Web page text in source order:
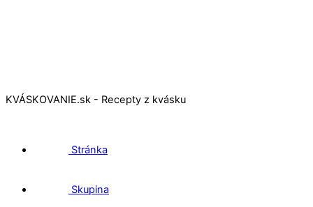
KVÁSKOVANIE.sk - Recepty z kvásku
Stránka
Skupina